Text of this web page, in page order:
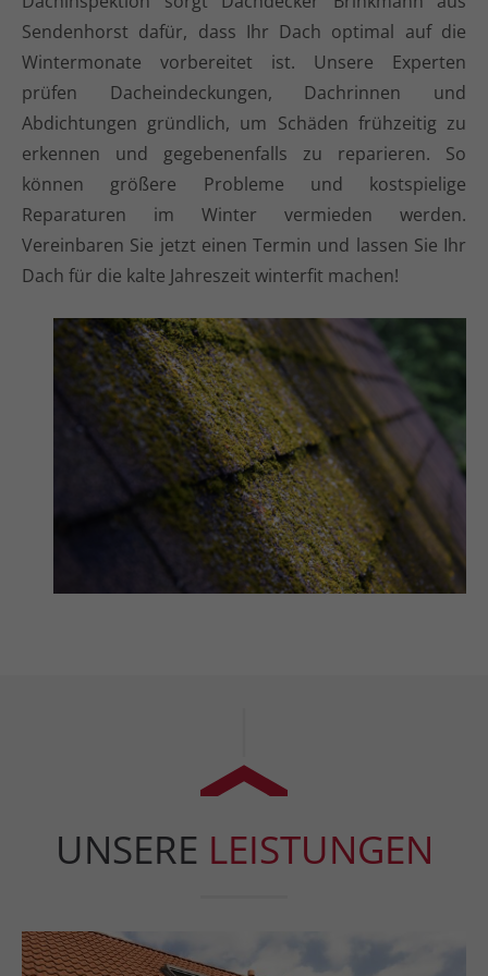
info@yourdomain.com
About us
Lorem ipsum dolor sit amet, consectetuer
adipiscing elit.
Aenean commodo ligula eget dolor. Aenean massa.
Cum sociis natoque penatibus et magnis dis
parturient montes, nascetur ridiculus mus. Donec
quam felis, ultricies nec.
Sendenhorst dafür, dass Ihr Dach optimal auf die
Wintermonate vorbereitet ist. Unsere Experten
prüfen Dacheindeckungen, Dachrinnen und
Abdichtungen gründlich, um Schäden frühzeitig zu
erkennen und gegebenenfalls zu reparieren. So
können größere Probleme und kostspielige
Reparaturen im Winter vermieden werden.
Vereinbaren Sie jetzt einen Termin und lassen Sie Ihr
Dach für die kalte Jahreszeit winterfit machen!
UNSERE LEISTUNGEN